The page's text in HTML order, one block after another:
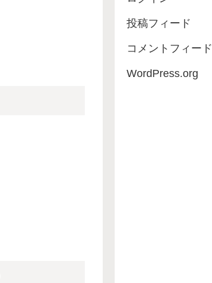
投稿フィード
コメントフィード
WordPress.org